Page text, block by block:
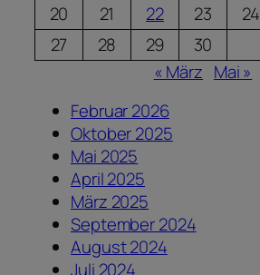
20
21 22 23 24
27
28 29
30
« März Mai »
Februar 2026
Oktober 2025
Mai 2025
April 2025
März 2025
September 2024
August 2024
Juli 2024